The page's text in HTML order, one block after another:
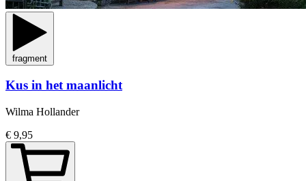
fragment
Kus in het maanlicht
Wilma Hollander
€ 9,95